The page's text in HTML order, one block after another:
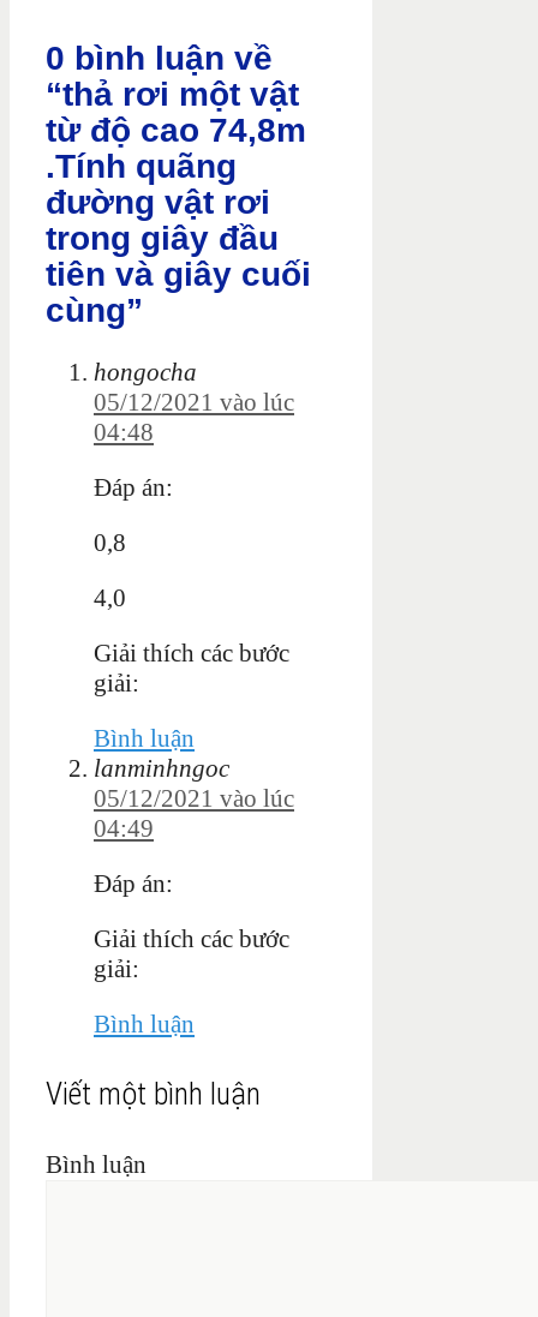
0 bình luận về
“thả rơi một vật
từ độ cao 74,8m
.Tính quãng
đường vật rơi
trong giây đầu
tiên và giây cuối
cùng”
hongocha
05/12/2021 vào lúc
04:48
Đáp án:
0,8
4,0
Giải thích các bước
giải:
Bình luận
lanminhngoc
05/12/2021 vào lúc
04:49
Đáp án:
Giải thích các bước
giải:
Bình luận
Viết một bình luận
Bình luận